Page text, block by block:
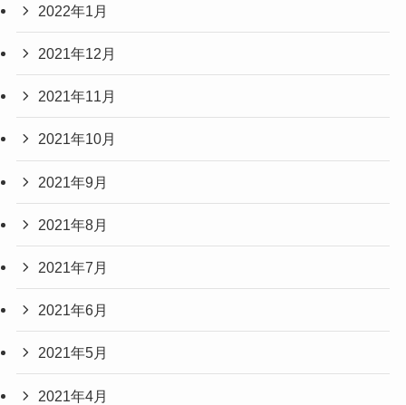
2022年1月
2021年12月
2021年11月
2021年10月
2021年9月
2021年8月
2021年7月
2021年6月
2021年5月
2021年4月